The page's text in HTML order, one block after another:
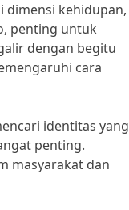
dimensi kehidupan,
penting untuk
dengan begitu
cara
identitas yang
penting.
masyarakat dan